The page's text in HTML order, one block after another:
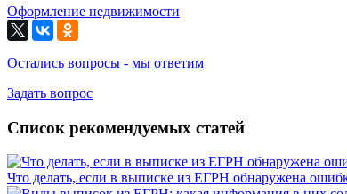
Оформление недвижимости
Остались вопросы - мы ответим
Задать вопрос
Список рекомендуемых статей
Что делать, если в выписке из ЕГРН обнаружена